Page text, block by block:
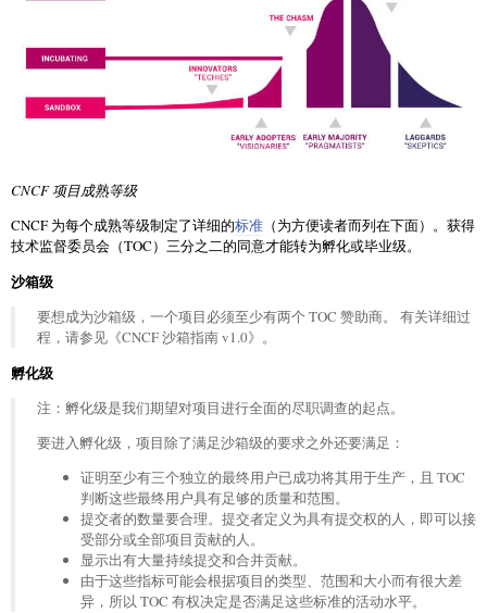
CNCF 项目成熟等级
CNCF 为每个成熟等级制定了详细的标准 （为方便读者而列在下面）。获得
技术监督委员会（TOC）三分之二的同意才能转为孵化或毕业级。
沙箱级
要想成为沙箱级，一个项目必须至少有两个 TOC 赞助商。 有关详细过
程，请参见《CNCF 沙箱指南 v1.0》。
孵化级
注：孵化级是我们期望对项目进行全面的尽职调查的起点。
要进入孵化级，项目除了满足沙箱级的要求之外还要满足：
证明至少有三个独立的最终用户已成功将其用于生产，且 TOC
判断这些最终用户具有足够的质量和范围。
提交者的数量要合理。提交者定义为具有提交权的人，即可以接
受部分或全部项目贡献的人。
显示出有大量持续提交和合并贡献。
由于这些指标可能会根据项目的类型、范围和大小而有很大差
异，所以 TOC 有权决定是否满足这些标准的活动水平。